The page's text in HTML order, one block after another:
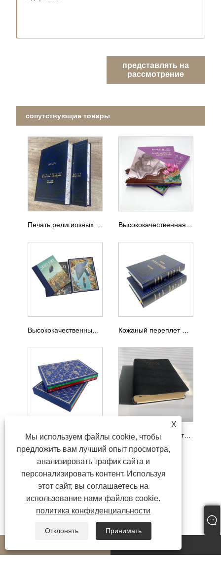
представлять на
рассмотрение
сопутствующие товары
Высококачественный набор комиксов в футляре
Наборы комиксов для взрослых высшего качества в футляре Фабрика книгопечатания по религиям из натуральной кожи высочайшего качества
X
Мы используем файлы cookie, чтобы
предложить вам лучший опыт просмотра,
анализировать трафик сайта и
персонализировать контент. Используя
этот сайт, вы соглашаетесь на
использование нами файлов cookie.
политика конфиденциальности
Отклонять Принимать